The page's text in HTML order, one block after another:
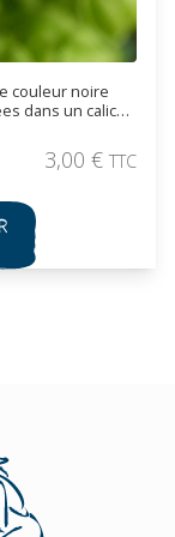
couleur noire
dans un calice
ne sont pas
3,00 € TTC